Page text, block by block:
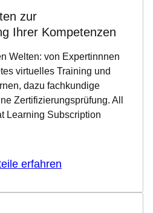
zur
Ihrer Kompetenzen
Welten: von Expertinnnen
virtuelles Training und
dazu fachkundige
Zertifizierungsprüfung. All
Learning Subscription
erfahren